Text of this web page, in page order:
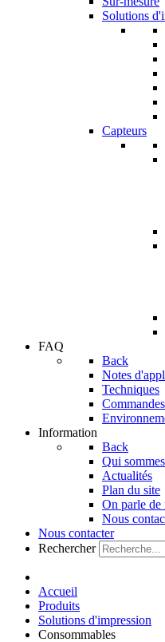
Solutions
Capteurs
FAQ
Back
Notes
Techniques
Information
Back
Qui
Actualités
Plan du site
On parle de
Nous
Nous contacter
Rechercher
Accueil
Produits
Solutions d'impression
Consommables